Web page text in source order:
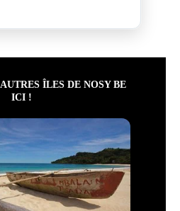
ÎLES DE NOSY BE
ICI !